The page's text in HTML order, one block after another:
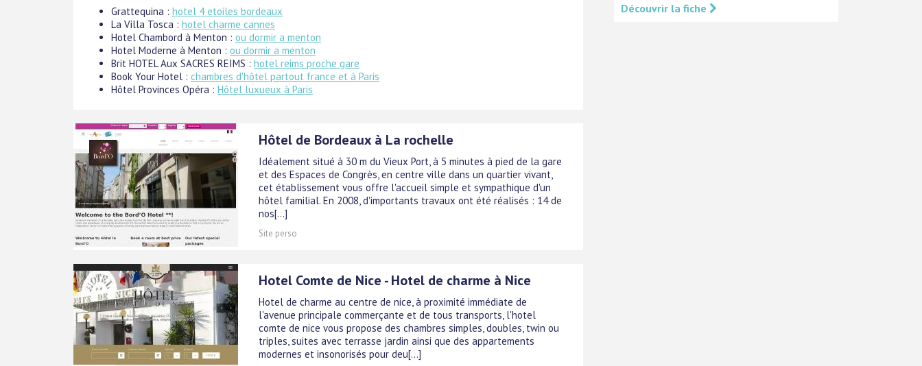
Grattequina : hotel 4 etoiles bordeaux
La Villa Tosca : hotel charme cannes
Hotel Chambord à Menton : ou dormir a menton
Hotel Moderne à Menton : ou dormir a menton
Brit HOTEL Aux SACRES REIMS : hotel reims proche gare
Book Your Hotel : chambres d'hôtel partout france et à Paris
Hôtel Provinces Opéra : Hôtel luxueux à Paris
Hôtel de Bordeaux à La rochelle
Idéalement situé à 30 m du Vieux Port, à 5 minutes à pied de la gare
et des Espaces de Congrès, en centre ville dans un quartier vivant,
cet établissement vous offre l'accueil simple et sympathique d'un
hôtel familial. En 2008, d'importants travaux ont été réalisés : 14 de
nos[...]
Site perso
Hotel Comte de Nice - Hotel de charme à Nice
Hotel de charme au centre de nice, à proximité immédiate de
l'avenue principale commerçante et de tous transports, l'hotel
comte de nice vous propose des chambres simples, doubles, twin ou
triples, suites avec terrasse jardin ainsi que des appartements
modernes et insonorisés pour deu[...]
Découvrir la fiche